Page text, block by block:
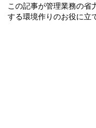
この記事が管理業務の省
する環境作りのお役に立